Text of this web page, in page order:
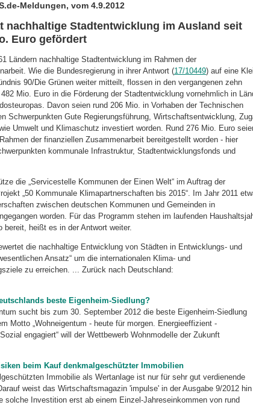
Meldungen, vom 4.9.2012
nachhaltige Stadtentwicklung im Ausland seit
Euro gefördert
Ländern nachhaltige Stadtentwicklung im Rahmen der
Wie die Bundesregierung in ihrer Antwort (17/10449) auf eine
90/Die Grünen weiter mitteilt, flossen in den vergangenen zehn
Mio. Euro in die Förderung der Stadtentwicklung vornehmlich in
Davon seien rund 206 Mio. in Vorhaben der Technischen
Schwerpunkten Gute Regierungsführung, Wirtschaftsentwicklung,
Umwelt und Klimaschutz investiert worden. Rund 276 Mio. Euro
der finanziellen Zusammenarbeit bereitgestellt worden - hier
kommunale Infrastruktur, Stadtentwicklungsfonds und
die „Servicestelle Kommunen der Einen Welt“ im Auftrag der
„50 Kommunale Klimapartnerschaften bis 2015“. Im Jahr 2011
zwischen deutschen Kommunen und Gemeinden in
worden. Für das Programm stehen im laufenden
bereit, heißt es in der Antwort weiter.
die nachhaltige Entwicklung von Städten in Entwicklungs- und
Ansatz“ um die internationalen Klima- und
zu erreichen. ... Zurück nach Deutschland:
beste Eigenheim-Siedlung?
sucht bis zum 30. September 2012 die beste Eigenheim-Siedlung
Motto „Wohneigentum - heute für morgen. Energie­effizient -
engagiert“ will der Wettbewerb Wohnmodelle der Zukunft
beim Kauf denkmalgeschützter Immobilien
Immobilie als Wertanlage ist nur für sehr gut verdienende
weist das Wirt­­schafts­magazin 'impulse' in der Ausgabe 9/2012 hin
solche Investition erst ab einem Einzel-Jahreseinkommen von rund